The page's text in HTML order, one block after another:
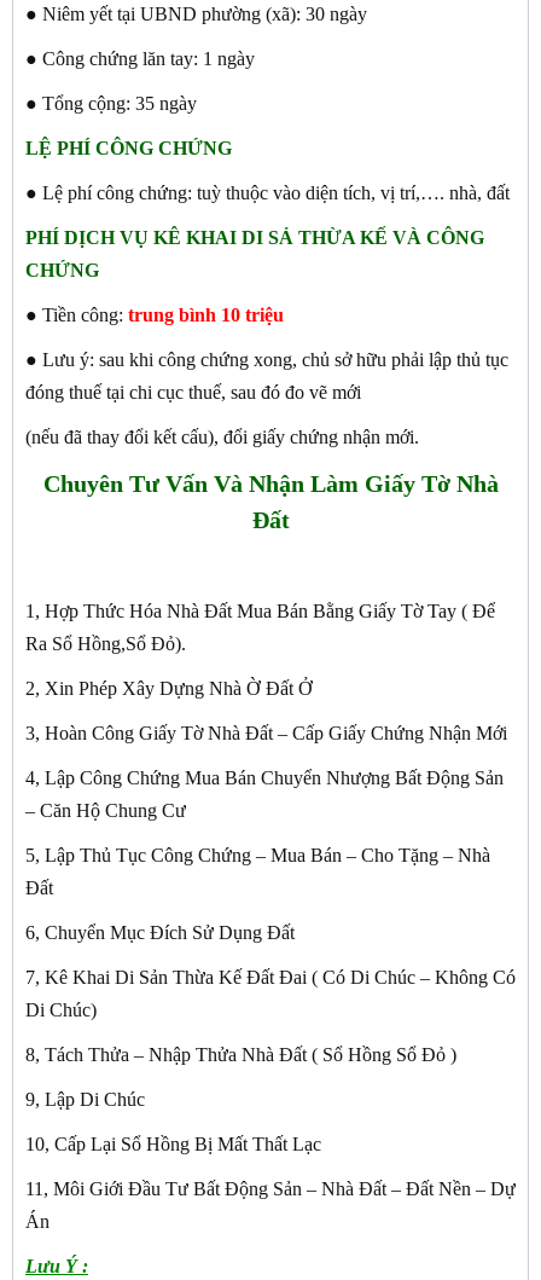
● Niêm yết tại UBND phường (xã): 30 ngày
● Công chứng lăn tay: 1 ngày
● Tổng cộng: 35 ngày
LỆ PHÍ CÔNG CHỨNG
● Lệ phí công chứng: tuỳ thuộc vào diện tích, vị trí,…. nhà, đất
PHÍ DỊCH VỤ KÊ KHAI DI SẢ THỪA KẾ VÀ CÔNG
CHỨNG
● Tiền công: trung bình 10 triệu
● Lưu ý: sau khi công chứng xong, chủ sở hữu phải lập thủ tục
đóng thuế tại chi cục thuế, sau đó đo vẽ mới
(nếu đã thay đổi kết cấu), đổi giấy chứng nhận mới.
Chuyên Tư Vấn Và Nhận Làm Giấy Tờ Nhà
Đất
1, Hợp Thức Hóa Nhà Đất Mua Bán Bằng Giấy Tờ Tay ( Để
Ra Sổ Hồng,Sổ Đỏ).
2, Xin Phép Xây Dựng Nhà Ờ Đất Ở
3, Hoàn Công Giấy Tờ Nhà Đất – Cấp Giấy Chứng Nhận Mới
4, Lập Công Chứng Mua Bán Chuyển Nhượng Bất Động Sản
– Căn Hộ Chung Cư
5, Lập Thủ Tục Công Chứng – Mua Bán – Cho Tặng – Nhà
Đất
6, Chuyển Mục Đích Sử Dụng Đất
7, Kê Khai Di Sản Thừa Kế Đất Đai ( Có Di Chúc – Không Có
Di Chúc)
8, Tách Thửa – Nhập Thửa Nhà Đất ( Sổ Hồng Sổ Đỏ )
9, Lập Di Chúc
10, Cấp Lại Sổ Hồng Bị Mất Thất Lạc
11, Môi Giới Đầu Tư Bất Động Sản – Nhà Đất – Đất Nền – Dự
Án
Lưu Ý :